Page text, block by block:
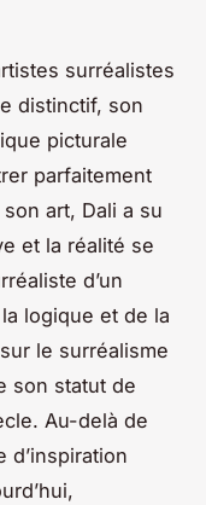
surréalistes
distinctif, son
picturale
parfaitement
art, Dali a su
et la réalité se
d’un
logique et de la
le surréalisme
son statut de
Au-delà de